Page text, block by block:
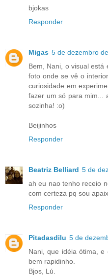
bjokas
Responder
Migas 5 de dezembro
Bem, Nani, o visual está
foto onde se vê o
curiosidade em
fazer um só para mim...
sozinha! :o)
Beijinhos
Responder
Beatriz Belliard 5 de
ah eu nao tenho receio
com certeza pq sou
Responder
Pitadasdilu 5 de
Nani, que idéia ótima,
bem rapidinho.
Bjos, Lú.